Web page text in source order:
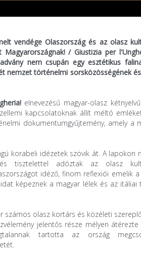
vendége Olaszország és az olasz
/ Giustizia per
nem csupán egy esztétikus
nemzet történelmi sorsközösségének
elnevezésű magyar-olasz
kapcsolatoknak állít méltó
dokumentumgyűjtemény, amely a
korabeli idézetek szövik át. A lapokon
tisztelettel adóztak az olasz
idéző, finom reflexiói emelik
képeznek a magyar lélek és az itáliai
olasz kortárs és közéleti
jelentős része mélyen
tartotta az ország